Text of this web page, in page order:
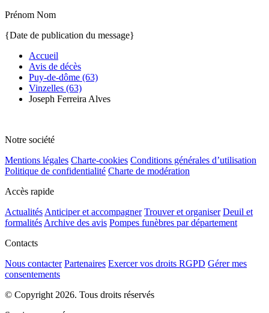
Prénom Nom
{Date de publication du message}
Accueil
Avis de décès
Puy-de-dôme (63)
Vinzelles (63)
Joseph Ferreira Alves
Notre société
Mentions légales Charte-cookies Conditions générales d’utilisation
Politique de confidentialité Charte de modération
Accès rapide
Actualités Anticiper et accompagner Trouver et organiser Deuil et
formalités Archive des avis Pompes funèbres par département
Contacts
Nous contacter Partenaires Exercer vos droits RGPD Gérer mes
consentements
© Copyright 2026. Tous droits réservés